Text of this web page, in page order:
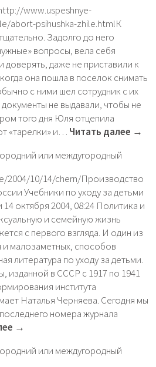
www.uspeshnye-
abort-psihushka-zhile.htmlК
Задолго до него
вопросы, вела себя
доверять, даже не приставили к
она пошла в поселок снимать
с ними шел сотрудник с их
не выдавали, чтобы не
того дня Юля отцепила
«тарелки» и… Читать далее →
10/14/chern/Производство
Учебники по уходу за детьми
октября 2004, 08:24 Политика и
и семейную жизнь
с первого взгляда. И один из
и малозаметных, способов
литература по уходу за детьми.
изданной в СССР с 1917 по 1941
института
Наталья Черняева. Сегодня мы
номера журнала
→